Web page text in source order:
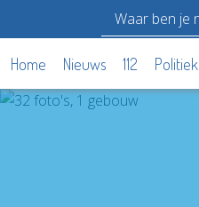
Home Nieuws 112 Politiek